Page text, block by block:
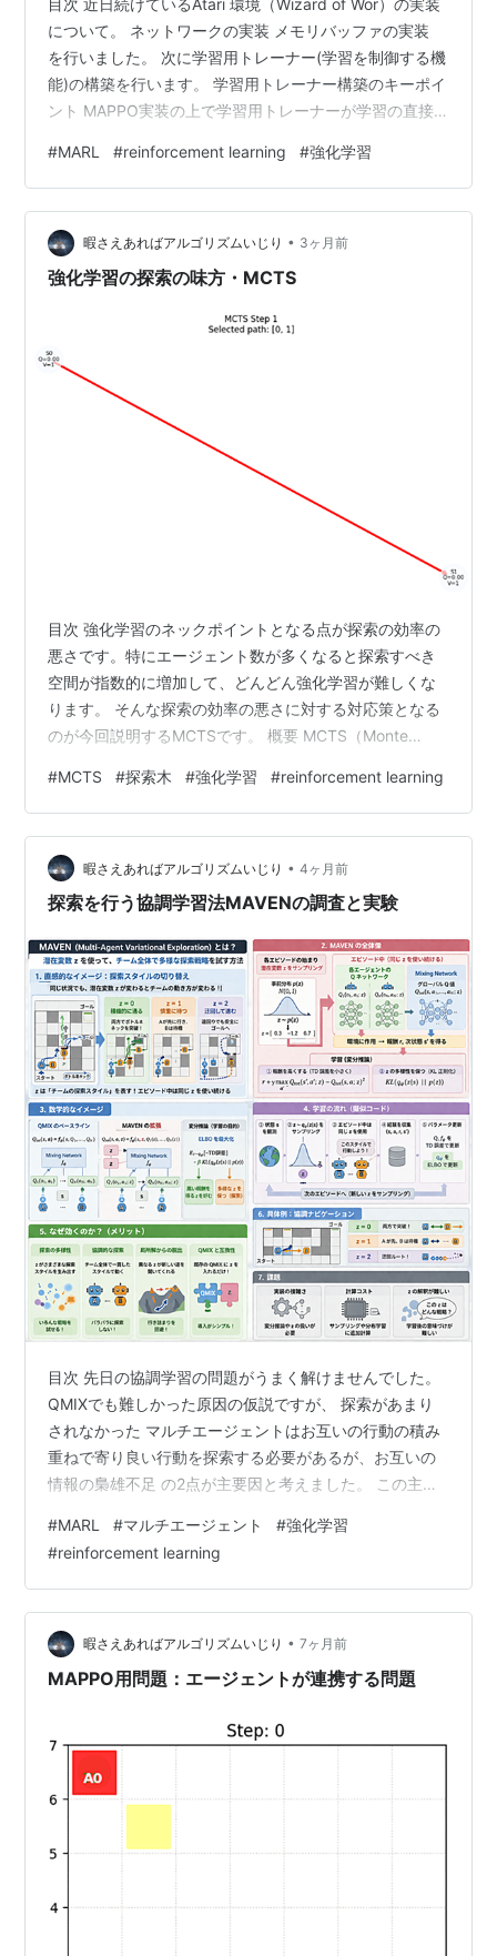
について。 ネットワークの実装 メモリバッファの実装
を行いました。 次に学習用トレーナー(学習を制御する機
能)の構築を行います。 学習用トレーナー構築のキーポイ
ント MAPPO実装の上で学習用トレーナーが学習の直接
決まることになります。 MAPPOのベースはActor-Critic
モデルに、Criticモデルがエージェント全体を見渡せる構
成にあります。この機能を学習用トレーナーに担っても
らうことになります。 学習用トレーナーのキーポイント
は以下の2点です。 1. 集中状態…
#MARL #reinforcement learning #強化学習
暇さえあればアルゴリズムいじり • 3ヶ月前
強化学習の探索の味方・MCTS
目次 強化学習のネックポイントとなる点が探索の効率の
悪さです。特にエージェント数が多くなると探索すべき
空間が指数的に増加して、どんどん強化学習が難しくな
ります。 そんな探索の効率の悪さに対する対応策となる
のが今回説明するMCTSです。 概要 MCTS（Monte
ーションを組み合わせた探索アルゴリズム です。 囲碁や
将棋などのゲームAI（AlphaGo, AlphaZero, MuZero）で
広く使われています。 1. MCTS の基本アイデア MCTS
は、「将来の可能性を木構造で表現し、ランダムシミュ
レーションで評価する」…
#MCTS #探索木 #強化学習 #reinforcement learning
暇さえあればアルゴリズムいじり • 4ヶ月前
探索を行う協調学習法MAVENの調査と実験
目次 先日の協調学習の問題がうまく解けませんでした。
QMIXでも難しかった原因の仮説ですが、 探索があまり
されなかった マルチエージェントはお互いの行動の積み
重ねで寄り良い行動を探索する必要があるが、お互いの
情報の梟雄不足 の2点が主要因と考えました。 この主要
Exploration）というMARL手法が有効と考えました。 今
回はMAVENについて説明、実装法について説明します。
概要 MAVENは、MARLにおける探索を強化するための手
法です。2019年に提案され、QMIXなどの価値分解型ア
ルゴリズムと組み合わせ…
#MARL #マルチエージェント #強化学習
#reinforcement learning
暇さえあればアルゴリズムいじり • 7ヶ月前
MAPPO用問題：エージェントが連携する問題